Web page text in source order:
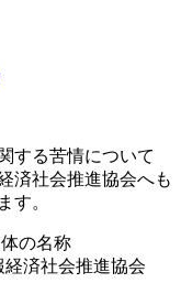
する苦情について
済社会推進協会へも
す。
の名称
済社会推進協会